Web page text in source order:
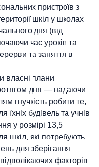
пристроїв з
шкіл у школах
дня (від
час уроків та
та заняття в
власні плани
дня — надаючи
гнучкість робити те,
будівель та учнів
у розмірі 13,5
шкіл, які потребують
для зберігання
факторів